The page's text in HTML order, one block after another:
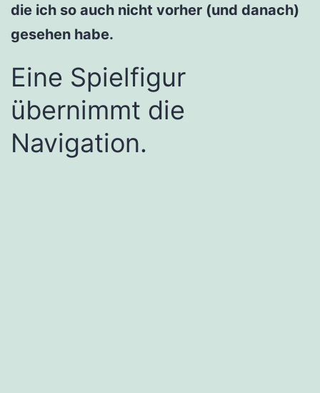
die ich so auch nicht vorher (und danach)
gesehen habe.
Eine Spielfigur
übernimmt die
Navigation.